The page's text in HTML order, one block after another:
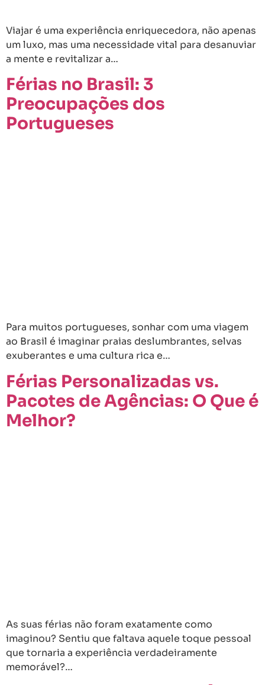
Viajar é uma experiência enriquecedora, não apenas
um luxo, mas uma necessidade vital para desanuviar
a mente e revitalizar a…
Férias no Brasil: 3
Preocupações dos
Portugueses
Para muitos portugueses, sonhar com uma viagem
ao Brasil é imaginar praias deslumbrantes, selvas
exuberantes e uma cultura rica e…
Férias Personalizadas vs.
Pacotes de Agências: O Que é
Melhor?
As suas férias não foram exatamente como
imaginou? Sentiu que faltava aquele toque pessoal
que tornaria a experiência verdadeiramente
memorável?…